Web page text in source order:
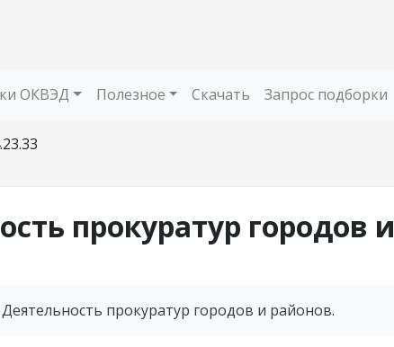
ОКВЭД Полезное Скачать Запрос подборки
прокуратур городов и
прокуратур городов и районов.